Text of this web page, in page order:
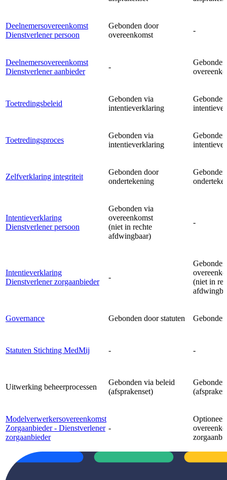
Deelnemersovereenkomst
Dienstverlener persoon
Gebonden door
overeenkomst
-
Deelnemersovereenkomst
Dienstverlener aanbieder
-
Toetredingsbeleid
Gebonden via
intentieverklaring
Toetredingsproces
Gebonden via
intentieverklaring
Zelfverklaring integriteit
Gebonden door
ondertekening
Intentieverklaring
Dienstverlener persoon
Gebonden via
overeenkomst
(niet in rechte
afdwingbaar)
-
Intentieverklaring
Dienstverlener zorgaanbieder
-
(niet in
Governance Gebonden door statuten
Statuten Stichting MedMij - -
Uitwerking beheerprocessen
Gebonden via beleid
(afsprakenset)
Modelverwerkersovereenkomst
Zorgaanbieder - Dienstverlener
zorgaanbieder
-
Optioneel